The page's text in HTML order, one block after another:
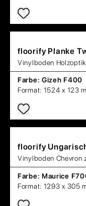
floorify Planke
Vinylboden
Farbe: Gizeh F400
Format: 1524 x 123
floorify
Vinylboden Chevron
Farbe: Maurice
Format: 1293 x 305